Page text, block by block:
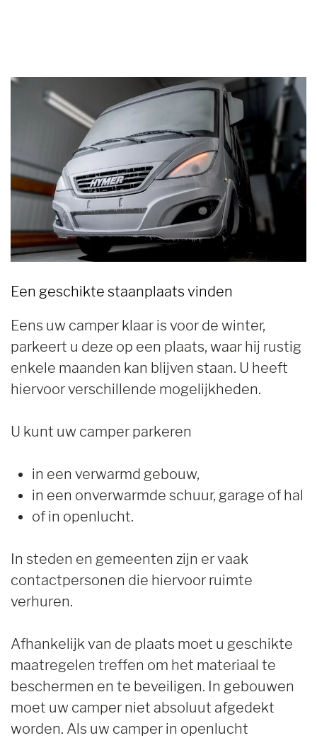
Een geschikte staanplaats vinden
Eens uw camper klaar is voor de winter,
parkeert u deze op een plaats, waar hij rustig
enkele maanden kan blijven staan. U heeft
hiervoor verschillende mogelijkheden.
U kunt uw camper parkeren
in een verwarmd gebouw,
in een onverwarmde schuur, garage of hal
of in openlucht.
In steden en gemeenten zijn er vaak
contactpersonen die hiervoor ruimte
verhuren.
Afhankelijk van de plaats moet u geschikte
maatregelen treffen om het materiaal te
beschermen en te beveiligen. In gebouwen
moet uw camper niet absoluut afgedekt
worden. Als uw camper in openlucht